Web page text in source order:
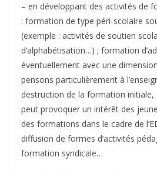
– en développant des activités de
: formation de type péri-scolaire
(exemple : activités de soutien
d’alphabétisation…) ; formation
éventuellement avec une
pensons particulièrement à
destruction de la formation
peut provoquer un intérêt des
des formations dans le cadre de
diffusion de formes d’activités
formation syndicale…